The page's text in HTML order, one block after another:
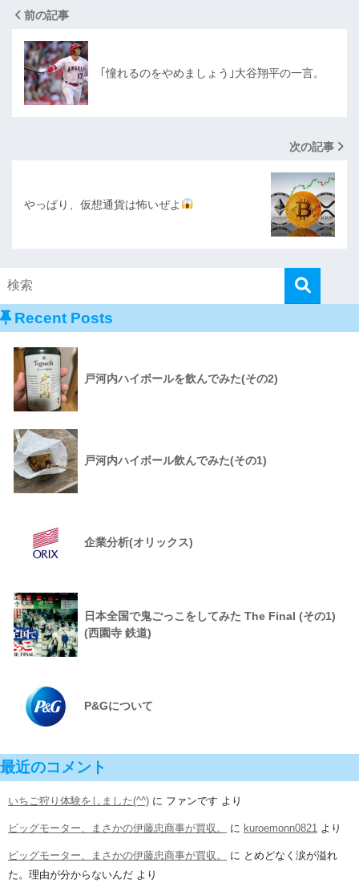
前の記事
｢憧れるのをやめましょう｣大谷翔平の一言。
次の記事
やっぱり、仮想通貨は怖いぜよ
Recent Posts
戸河内ハイボールを飲んでみた(その2)
戸河内ハイボール飲んでみた(その1)
企業分析(オリックス)
日本全国で鬼ごっこをしてみた The Final (その1)
(西園寺 鉄道)
P&Gについて
最近のコメント
いちご狩り体験をしました(^^) に ファンです より
ビッグモーター、まさかの伊藤忠商事が買収。 に kuroemonn0821 より
ビッグモーター、まさかの伊藤忠商事が買収。 に とめどなく涙が溢れ
た。理由が分からないんだ より